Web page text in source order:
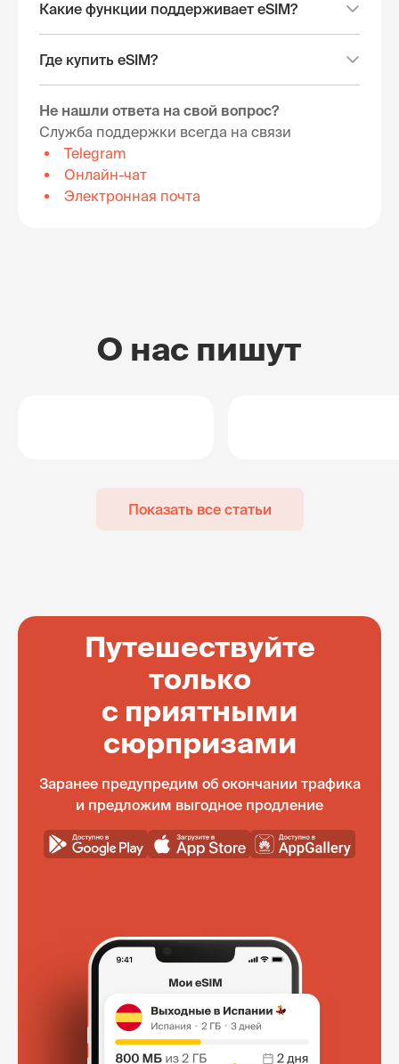
Какие функции поддерживает eSIM?
Где купить eSIM?
Не нашли ответа на свой вопрос?
Служба поддержки всегда на связи
Telegram
Онлайн-чат
Электронная почта
О нас пишут
Показать все статьи
Путешествуйте
только
с приятными
сюрпризами
Заранее предупредим об окончании трафика
и предложим выгодное продление